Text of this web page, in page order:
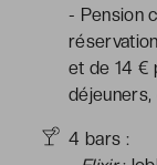
- Pension
et de 14 €
4 bars :